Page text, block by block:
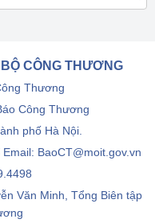
CÔNG THƯƠNG
Thương
Công Thương
phố Hà Nội.
BaoCT@moit.gov.vn
Văn Minh, Tổng Biên tập